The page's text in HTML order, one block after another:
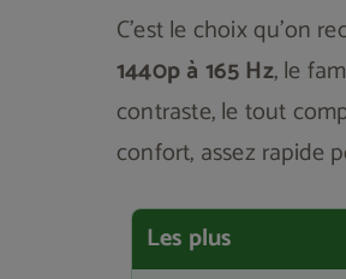
C'est le choix qu'on
1440p à 165 Hz, le
contraste, le tout
confort, assez rapide
Les plus